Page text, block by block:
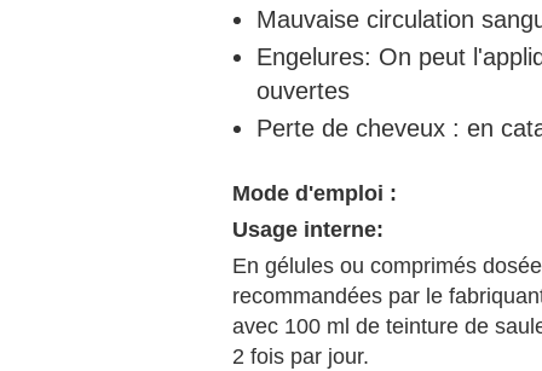
Mauvaise circulation
Engelures: On peut
ouvertes
Perte de cheveux : en
Mode d'emploi :
Usage interne:
En gélules ou comprimés
recommandées par le
avec 100 ml de teinture de
2 fois par jour.